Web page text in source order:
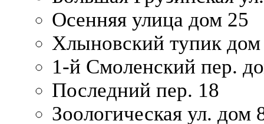
Осенняя улица дом 25
Хлыновский тупик
1-й Смоленский пер.
Последний пер. 18
Зоологическая ул. дом